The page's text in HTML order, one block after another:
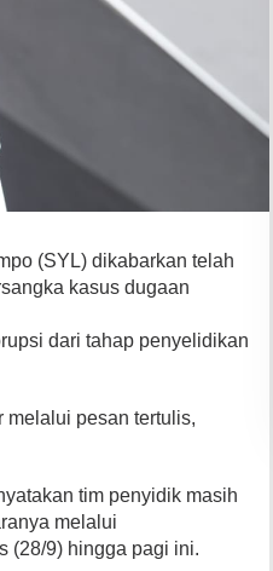
(SYL) dikabarkan telah
kasus dugaan
dari tahap penyelidikan
melalui pesan tertulis,
tim penyidik masih
melalui
(28/9) hingga pagi ini.